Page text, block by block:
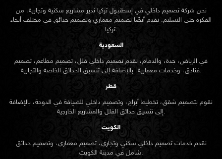
نحن شركة تصميم داخلي في إسطنبول تركيا ندير مشاريع سكنية وتجارية، من
الفكرة حتى التسليم. نقدم أيضًا تصميم معماري وتصميم حدائق في مختلف أنحاء
تركيا.
السعودية
في الرياض، جدة، والدمام، نقدم تصميم داخلي فلل، تصميم مطاعم، تصميم
فنادق، وخدمات معمارية، بالإضافة إلى تنسيق الحدائق الخاصة والتجارية.
قطر
نقوم بتصميم شقق، تخطيط أبراج، وتصميم داخلي للضيافة في الدوحة، بالإضافة
إلى تنسيق حدائق الفلل والمشاريع الخارجية.
الكويت
نقدم خدمات تصميم داخلي سكني وتجاري، تصميم معماري، وتصميم حدائق
شامل في مدينة الكويت.